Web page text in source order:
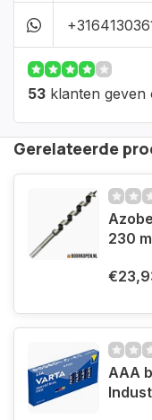
53 klanten geven
Gerelateerde
230
AAA